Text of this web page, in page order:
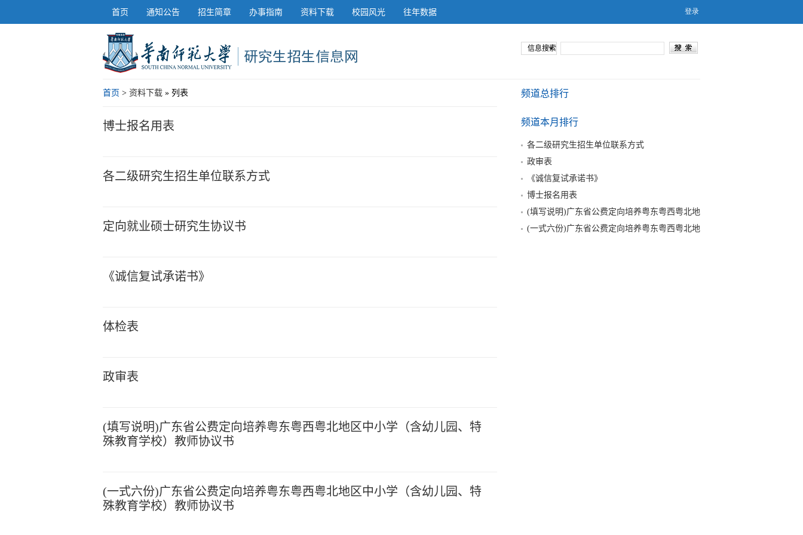
首页 通知公告 招生简章 办事指南 资料下载 校园风光 往年数据
信息搜索
首页 > 资料下载 » 列表
博士报名用表
各二级研究生招生单位联系方式
定向就业硕士研究生协议书
《诚信复试承诺书》
体检表
政审表
(填写说明)广东省公费定向培养粤东粤西粤北地区中小学（含幼儿园、特
殊教育学校）教师协议书
(一式六份)广东省公费定向培养粤东粤西粤北地区中小学（含幼儿园、特
殊教育学校）教师协议书
频道总排行
频道本月排行
各二级研究生招生单位联系方式
政审表
《诚信复试承诺书》
博士报名用表
(填写说明)广东省公费定向培养粤东粤西粤北地
(一式六份)广东省公费定向培养粤东粤西粤北地